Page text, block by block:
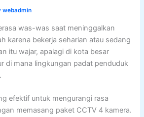
webadmin
was-was saat meninggalkan
karena bekerja seharian atau sedang
itu wajar, apalagi di kota besar
di mana lingkungan padat penduduk
efektif untuk mengurangi rasa
memasang paket CCTV 4 kamera.